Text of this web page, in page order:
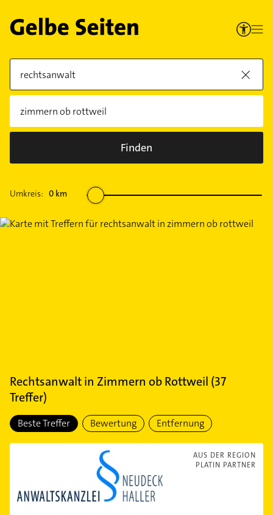
Finden
Umkreis: 0 km
Rechtsanwaltin Zimmern ob Rottweil (37
Treffer)
Beste Treffer Bewertung Entfernung
AUS DER REGION
PLATIN PARTNER